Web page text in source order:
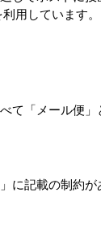
用しています。
「メール便」
に記載の制約が